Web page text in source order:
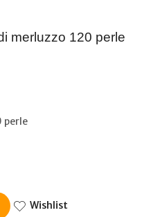
merluzzo 120 perle
perle
Wishlist